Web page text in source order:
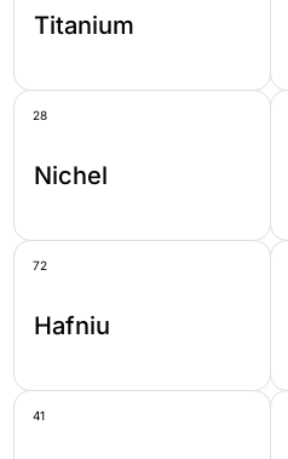
Titanium
28
Nichel
72
Hafniu
41